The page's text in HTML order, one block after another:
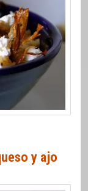
y ajo